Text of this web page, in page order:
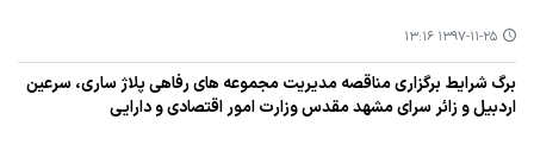
۱۳۹۷-۱۱-۲۵ ۱۳:۱۶
برگ شرایط برگزاری مناقصه مدیریت مجموعه‌ های رفاهی پلاژ ساری، سرعین
اردبیل و زائر سرای مشهد مقدس وزارت امور اقتصادی و دارایی